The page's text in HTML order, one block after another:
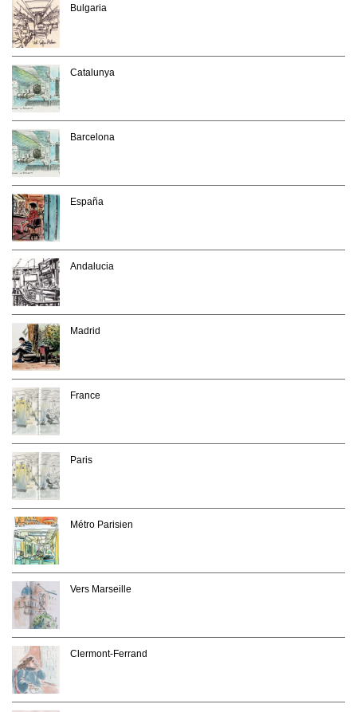
Bulgaria
Catalunya
Barcelona
España
Andalucia
Madrid
France
Paris
Métro Parisien
Vers Marseille
Clermont-Ferrand